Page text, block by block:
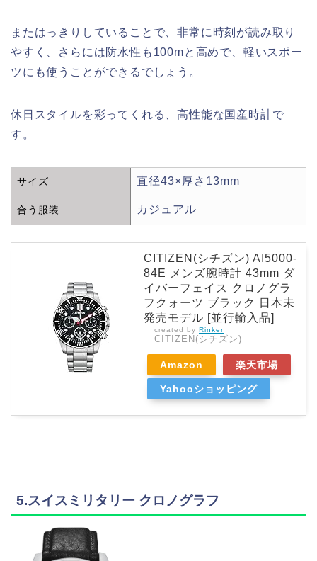
またはっきりしていることで、非常に時刻が読み取り
やすく、さらには防水性も100mと高めで、軽いスポー
ツにも使うことができるでしょう。
休日スタイルを彩ってくれる、高性能な国産時計で
す。
サイズ 直径43×厚さ13mm
合う服装 カジュアル
CITIZEN(シチズン) AI5000-
84E メンズ腕時計 43mm ダ
イバーフェイス クロノグラ
フクォーツ ブラック 日本未
発売モデル [並行輸入品]
created by Rinker
CITIZEN(シチズン)
Amazon 楽天市場
Yahooショッピング
5.スイスミリタリー クロノグラフ